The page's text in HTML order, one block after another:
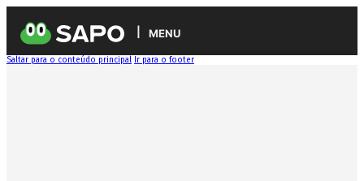
MENU
Saltar para o conteúdo principal Ir para o footer